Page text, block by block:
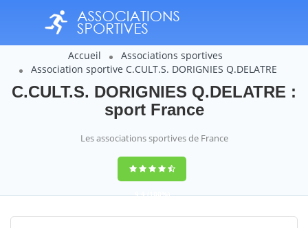
Accueil
Associations sportives
Association sportive C.CULT.S. DORIGNIES Q.DELATRE
C.CULT.S. DORIGNIES Q.DELATRE :
sport France
Les associations sportives de France
9,4(100%)
14358votes